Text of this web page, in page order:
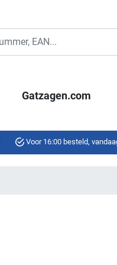
Gatzagen.com
Voor 16:00 besteld,